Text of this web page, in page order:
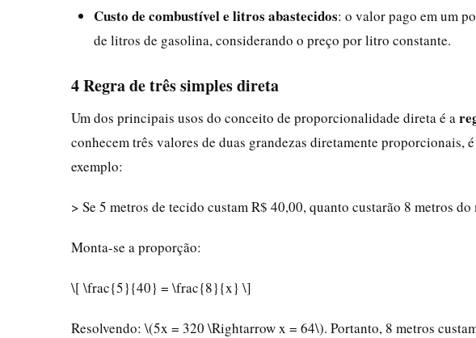
Custo de combustível e litros abastecidos: o valor pago em um
de litros de gasolina, considerando o preço por litro constante.
4 Regra de três simples direta
Um dos principais usos do conceito de proporcionalidade direta é a
conhecem três valores de duas grandezas diretamente proporcionais,
exemplo:
> Se 5 metros de tecido custam R$ 40,00, quanto custarão 8 metros do
Monta-se a proporção:
\[ \frac{5}{40} = \frac{8}{x} \]
Resolvendo: \(5x = 320 \Rightarrow x = 64\). Portanto, 8 metros